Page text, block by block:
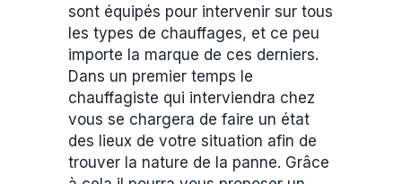
sont équipés pour intervenir sur tous
les types de chauffages, et ce peu
importe la marque de ces derniers.
Dans un premier temps le
chauffagiste qui interviendra chez
vous se chargera de faire un état
des lieux de votre situation afin de
trouver la nature de la panne. Grâce